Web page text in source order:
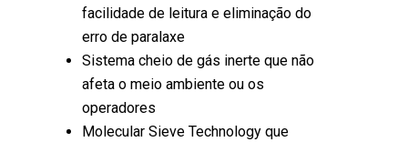
facilidade de leitura e eliminação do
erro de paralaxe
Sistema cheio de gás inerte que não
afeta o meio ambiente ou os
operadores
Molecular Sieve Technology que